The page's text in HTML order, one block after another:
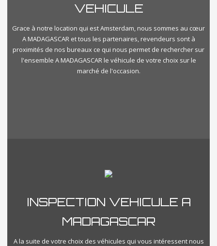
VEHICULE
Grace à notre location qui est Amsterdam, nous sommes au cœur
A MADAGASCAR et tous les partenaires, revendeurs sont à
proximités de nos bureaux ce qui nous permet de rechercher sur
l'ensemble A MADAGASCAR le véhicule de votre choix sur le
marché de l'occasion.
INSPECTION VEHICULE A
MADAGASCAR
A la suite de votre choix des véhicules qui vous intéressent nous